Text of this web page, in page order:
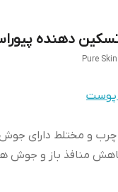
دهنده
Pure
پوست
و مختلط دارای
منافذ باز و جوش